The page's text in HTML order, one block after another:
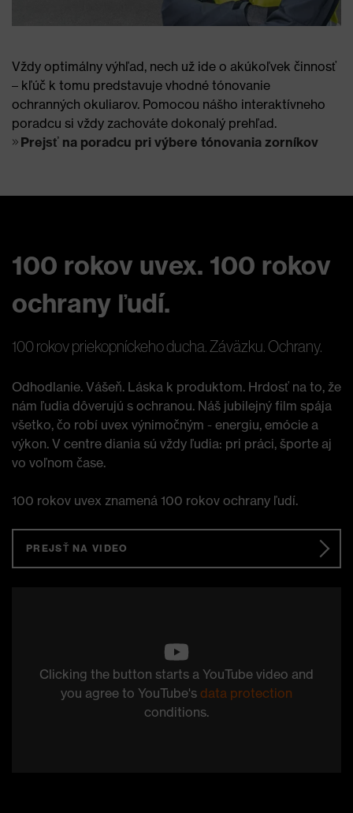
Vždy optimálny výhľad, nech už ide o akúkoľvek činnosť
– kľúč k tomu predstavuje vhodné tónovanie
ochranných okuliarov. Pomocou nášho interaktívneho
poradcu si vždy zachováte dokonalý prehľad.
Prejsť na poradcu pri výbere tónovania zorníkov
100 rokov uvex. 100 rokov
ochrany ľudí.
100 rokov priekopníckeho ducha. Záväzku. Ochrany.
Odhodlanie. Vášeň. Láska k produktom. Hrdosť na to, že
nám ľudia dôverujú s ochranou. Náš jubilejný film spája
všetko, čo robí uvex výnimočným - energiu, emócie a
výkon. V centre diania sú vždy ľudia: pri práci, športe aj
vo voľnom čase.
100 rokov uvex znamená 100 rokov ochrany ľudí.
PREJSŤ NA VIDEO
Clicking the button starts a YouTube video and
you agree to YouTube's data protection
conditions.